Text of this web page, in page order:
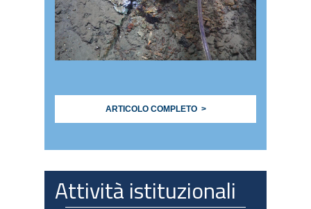
ARTICOLO COMPLETO >
Attività istituzionali